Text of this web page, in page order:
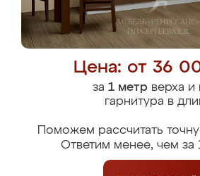
Цена: от 36
за 1 метрверха и
гарнитура в
Поможем рассчитать
Ответим менее, чем за